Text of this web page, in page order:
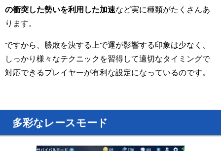
の衝突した勢いを利用した加速など実に種類がたくさんあ
ります。
ですから、勝敗を決する上で運が影響する印象は少なく、
しっかり様々なテクニックを習得して適切なタイミングで
対応できるプレイヤーが有利な設定になっているのです。
多彩なレースモード